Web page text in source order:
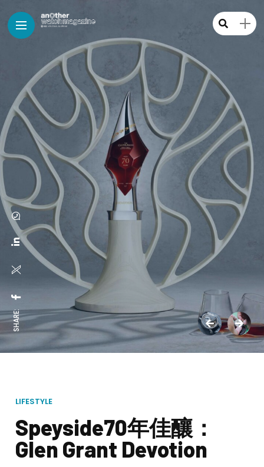
SHARE:
LIFESTYLE
Speyside70年佳釀：
Glen Grant Devotion